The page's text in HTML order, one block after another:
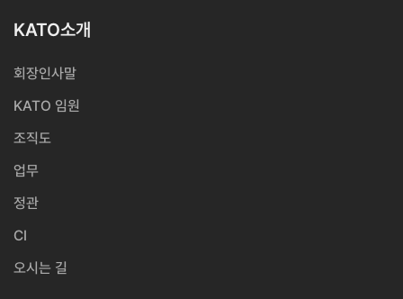
KATO소개
회장인사말
KATO 임원
조직도
업무
정관
CI
오시는 길